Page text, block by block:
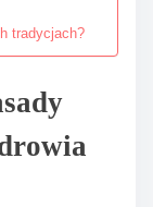
tradycjach?